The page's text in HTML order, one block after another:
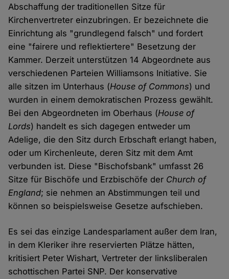
Abschaffung der traditionellen Sitze für
Kirchenvertreter einzubringen. Er bezeichnete die
Einrichtung als "grundlegend falsch" und fordert
eine "fairere und reflektiertere" Besetzung der
Kammer. Derzeit unterstützen 14 Abgeordnete aus
verschiedenen Parteien Williamsons Initiative. Sie
alle sitzen im Unterhaus (House of Commons) und
wurden in einem demokratischen Prozess gewählt.
Bei den Abgeordneten im Oberhaus (House of
Lords) handelt es sich dagegen entweder um
Adelige, die den Sitz durch Erbschaft erlangt haben,
oder um Kirchenleute, deren Sitz mit dem Amt
verbunden ist. Diese "Bischofsbank" umfasst 26
Sitze für Bischöfe und Erzbischöfe der Church of
England; sie nehmen an Abstimmungen teil und
können so beispielsweise Gesetze aufschieben.
Es sei das einzige Landesparlament außer dem Iran,
in dem Kleriker ihre reservierten Plätze hätten,
kritisiert Peter Wishart, Vertreter der linksliberalen
schottischen Partei SNP. Der konservative